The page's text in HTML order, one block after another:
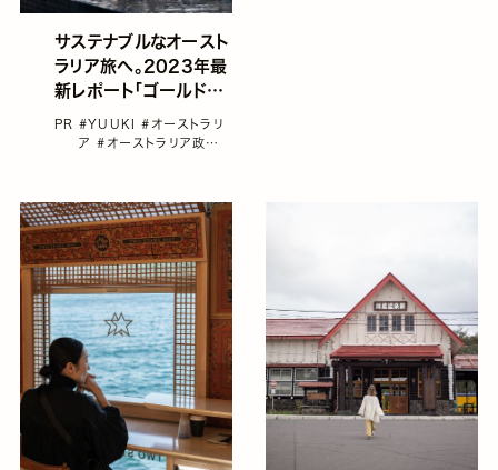
サステナブルなオースト
ラリア旅へ。2023年最
新レポート「ゴールドコ
ースト＆バイロンベイ」
PR #YUUKI#オーストラリ
ア#オーストラリア政府
ロンベイ